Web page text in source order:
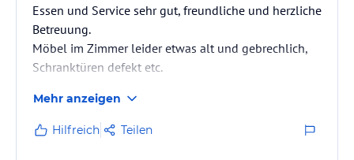
Essen und Service sehr gut, freundliche und herzliche
Betreuung.
Möbel im Zimmer leider etwas alt und gebrechlich,
Schranktüren defekt etc.
Mehr anzeigen
Hilfreich Teilen